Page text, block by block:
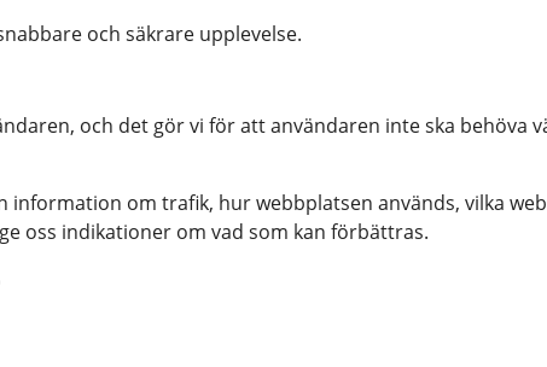
och säkrare upplevelse.
och det gör vi för att användaren inte ska behöva
information om trafik, hur webbplatsen används, vilka
oss indikationer om vad som kan förbättras.